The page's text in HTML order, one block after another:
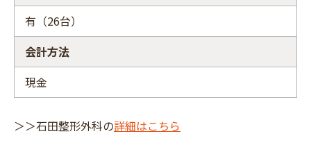
有（26台）
会計方法
現金
＞＞石田整形外科の詳細はこちら